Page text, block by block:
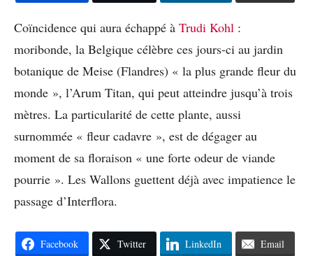
Coïncidence qui aura échappé à Trudi Kohl :
moribonde, la Belgique célèbre ces jours-ci au jardin
botanique de Meise (Flandres) « la plus grande fleur du
monde », l’Arum Titan, qui peut atteindre jusqu’à trois
mètres. La particularité de cette plante, aussi
surnommée « fleur cadavre », est de dégager au
moment de sa floraison « une forte odeur de viande
pourrie ». Les Wallons guettent déjà avec impatience le
passage d’Interflora.
Facebook Twitter LinkedIn Email